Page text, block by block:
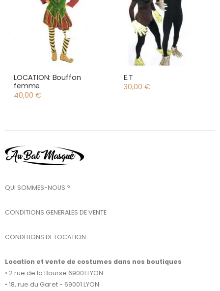
LOCATION: Bouffon
femme
40,00 €
E.T
30,00 €
QUI SOMMES-NOUS ?
CONDITIONS GENERALES DE VENTE
CONDITIONS DE LOCATION
Location et vente de costumes dans nos boutiques
• 2 rue de la Bourse 69001 LYON
• 18, rue du Garet - 69001 LYON